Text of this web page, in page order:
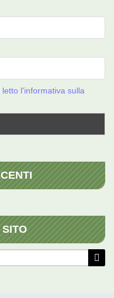
l'informativa sulla